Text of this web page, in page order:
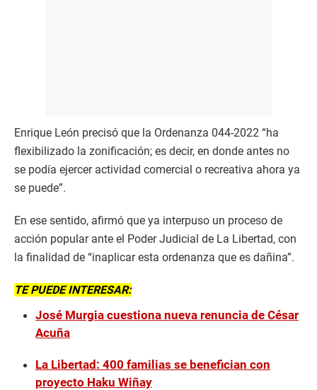
Enrique León precisó que la Ordenanza 044-2022 “ha
flexibilizado la zonificación; es decir, en donde antes no
se podía ejercer actividad comercial o recreativa ahora ya
se puede”.
En ese sentido, afirmó que ya interpuso un proceso de
acción popular ante el Poder Judicial de La Libertad, con
la finalidad de “inaplicar esta ordenanza que es dañina”.
TE PUEDE INTERESAR:
José Murgia cuestiona nueva renuncia de César
Acuña
La Libertad: 400 familias se benefician con
proyecto Haku Wiñay